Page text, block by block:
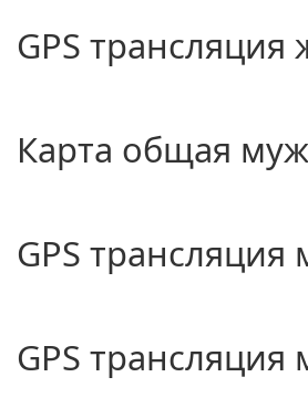
GPS
Карта общая
GPS
GPS